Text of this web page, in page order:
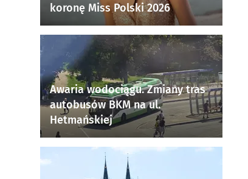
koronę Miss Polski 2026
Awaria wodociągu. Zmiany tras
autobusów BKM na ul.
Hetmańskiej